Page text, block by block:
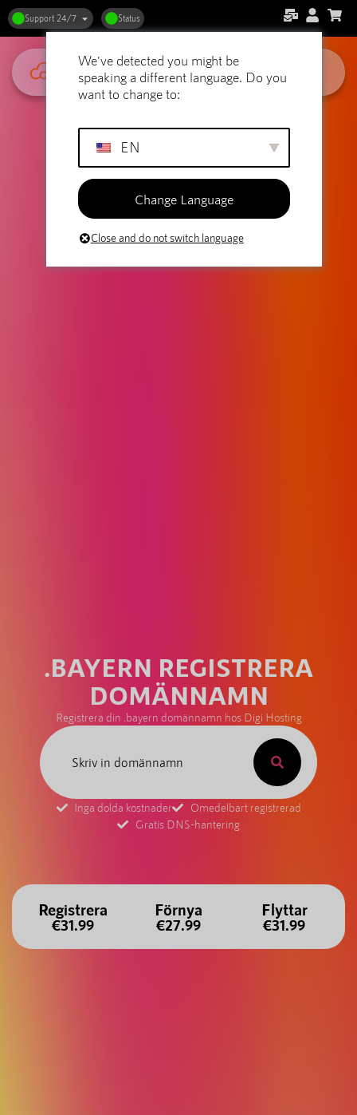
Support 24/7 Status
.BAYERN REGISTRERA
DOMÄNNAMN
Registrera din .bayern domännamn hos Digi Hosting
Inga dolda kostnader
Omedelbart registrerad
Gratis DNS-hantering
Registrera
€31.99
Förnya
€27.99
Flyttar
€31.99
We've detected you might be
speaking a different language. Do you
want to change to:
EN
Change Language
Close and do not switch language